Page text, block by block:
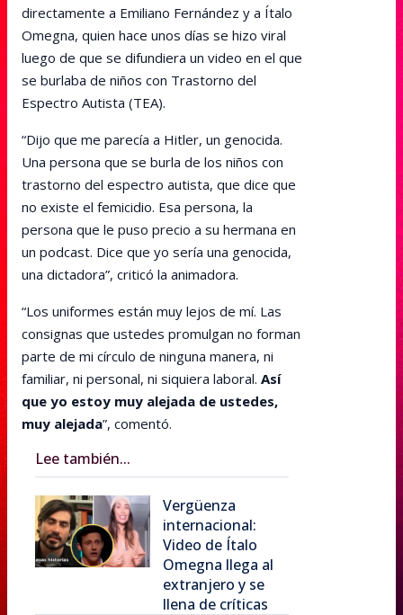
directamente a Emiliano Fernández y a Ítalo
Omegna, quien hace unos días se hizo viral
luego de que se difundiera un video en el que
se burlaba de niños con Trastorno del
Espectro Autista (TEA).
“Dijo que me parecía a Hitler, un genocida.
Una persona que se burla de los niños con
trastorno del espectro autista, que dice que
no existe el femicidio. Esa persona, la
persona que le puso precio a su hermana en
un podcast. Dice que yo sería una genocida,
una dictadora”, criticó la animadora.
“Los uniformes están muy lejos de mí. Las
consignas que ustedes promulgan no forman
parte de mi círculo de ninguna manera, ni
familiar, ni personal, ni siquiera laboral. Así
que yo estoy muy alejada de ustedes,
muy alejada”, comentó.
Lee también...
Vergüenza
internacional:
Video de Ítalo
Omegna llega al
extranjero y se
llena de críticas